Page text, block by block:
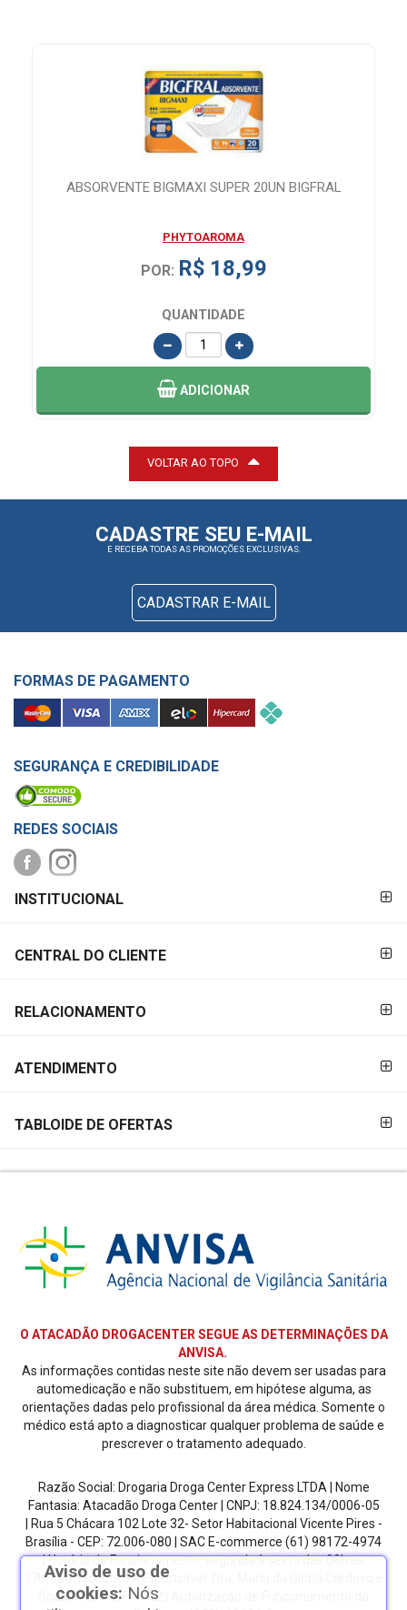
ABSORVENTE BIGMAXI SUPER 20UN BIGFRAL
PHYTOAROMA
POR: R$ 18,99
QUANTIDADE
ADICIONAR
VOLTAR AO TOPO
CADASTRE SEU E-MAIL
E RECEBA TODAS AS PROMOÇÕES EXCLUSIVAS.
CADASTRAR E-MAIL
FORMAS DE PAGAMENTO
SEGURANÇA E CREDIBILIDADE
REDES SOCIAIS
PAGAMENTO
INSTITUCIONAL
CENTRAL DO CLIENTE
RELACIONAMENTO
ATENDIMENTO
TABLOIDE DE OFERTAS
O ATACADÃO DROGACENTER SEGUE AS DETERMINAÇÕES DA
ANVISA.
As informações contidas neste site não devem ser usadas para
automedicação e não substituem, em hipótese alguma, as
orientações dadas pelo profissional da área médica. Somente o
médico está apto a diagnosticar qualquer problema de saúde e
prescrever o tratamento adequado.
Razão Social: Drogaria Droga Center Express LTDA | Nome
Fantasia: Atacadão Droga Center | CNPJ: 18.824.134/0006-05
| Rua 5 Chácara 102 Lote 32- Setor Habitacional Vicente Pires -
Brasília - CEP: 72.006-080
| SAC E-commerce (61) 98172-4974
| Horário de Funcionamento: segunda à sexta das 08h as
17h.Farmacêutico Responsável: Dra. Maria da Glória Cardoso e
Sousa | CRF/DF: 4612 | Autorização de Funcionamento da
Aviso de uso de
cookies: Nós